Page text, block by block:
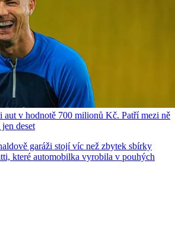
aut v hodnotě 700 milionů Kč. Patří mezi ně
deset
garáži stojí víc než zbytek sbírky
které automobilka vyrobila v pouhých